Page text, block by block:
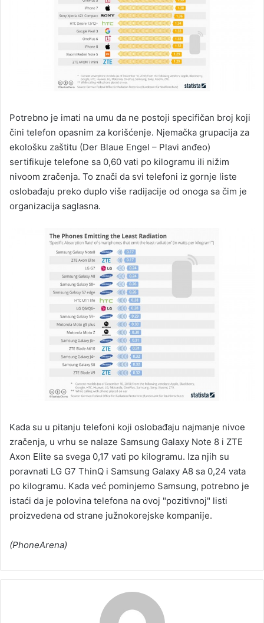
Potrebno je imati na umu da ne postoji specifičan broj koji
čini telefon opasnim za korišćenje. Njemačka grupacija za
ekološku zaštitu (Der Blaue Engel – Plavi anđeo)
sertifikuje telefone sa 0,60 vati po kilogramu ili nižim
nivoom zračenja. To znači da svi telefoni iz gornje liste
oslobađaju preko duplo više radijacije od onoga sa čim je
organizacija saglasna.
Kada su u pitanju telefoni koji oslobađaju najmanje nivoe
zračenja, u vrhu se nalaze Samsung Galaxy Note 8 i ZTE
Axon Elite sa svega 0,17 vati po kilogramu. Iza njih su
poravnati LG G7 ThinQ i Samsung Galaxy A8 sa 0,24 vata
po kilogramu. Kada već pominjemo Samsung, potrebno je
istaći da je polovina telefona na ovoj "pozitivnoj" listi
proizvedena od strane južnokorejske kompanije.
(PhoneArena)